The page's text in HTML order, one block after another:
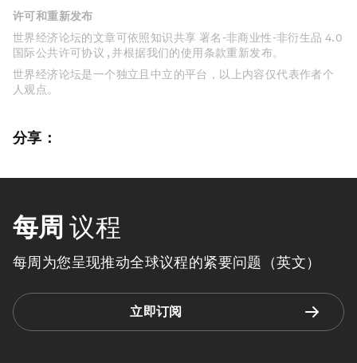
许可和重新发布
世界经济论坛的文章可依照知识共享 署名-非商业性-非衍生品 4.0
国际公共许可协议 , 并根据我们的使用条款重新发布。
世界经济论坛是一个独立且中立的平台，以上内容仅代表作者个
人观点。
分享：
每周 议程
每周为您呈现推动全球议程的紧要问题（英文）
立即订阅